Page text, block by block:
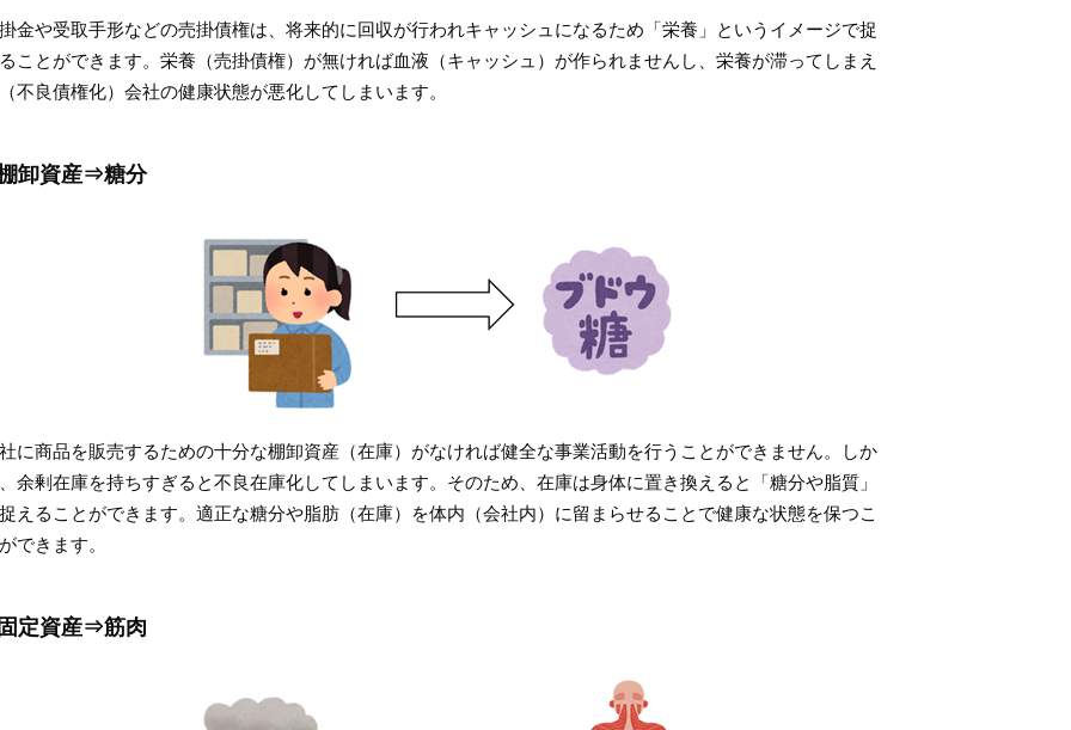
金や受取手形などの売掛債権は、将来的に回収が行われキャッシュになるため「栄養」というイメージで捉
ことができます。栄養（売掛債権）が無ければ血液（キャッシュ）が作られませんし、栄養が滞ってしまえ
不良債権化）会社の健康状態が悪化してしまいます。
卸資産⇒糖分
に商品を販売するための十分な棚卸資産（在庫）がなければ健全な事業活動を行うことができません。しか
余剰在庫を持ちすぎると不良在庫化してしまいます。そのため、在庫は身体に置き換えると「糖分や脂質」
えることができます。適正な糖分や脂肪（在庫）を体内（会社内）に留まらせることで健康な状態を保つこ
できます。
定資産⇒筋肉